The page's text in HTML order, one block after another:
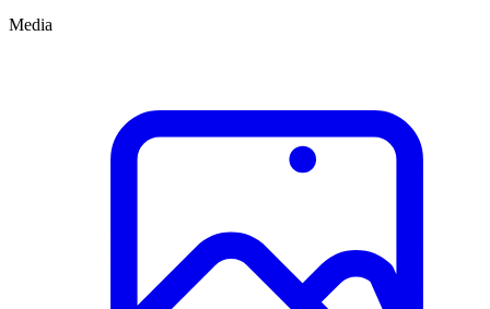
Media